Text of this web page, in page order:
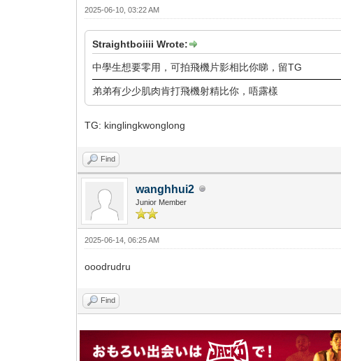
2025-06-10, 03:22 AM
Straightboiiii Wrote:
中學生想要零用，可拍飛機片影相比你睇，留TG
弟弟有少少肌肉肯打飛機射精比你，唔露樣
TG: kinglingkwonglong
Find
wanghhui2
Junior Member
2025-06-14, 06:25 AM
ooodrudru
Find